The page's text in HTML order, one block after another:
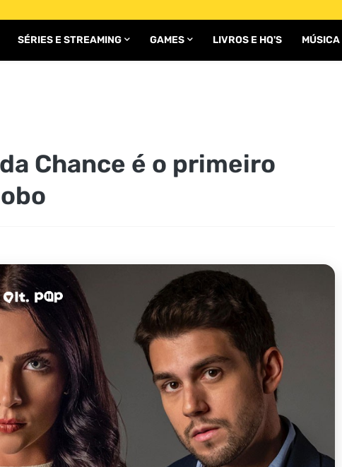
SÉRIES E STREAMING GAMES LIVROS E HQ'S MÚSICA
Chance é o primeiro